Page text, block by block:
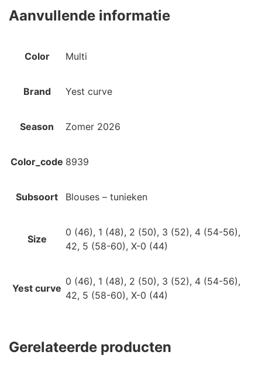
Aanvullende informatie
Color Multi
Brand Yest curve
Season Zomer 2026
Color_code 8939
Subsoort Blouses – tunieken
Size
0 (46), 1 (48), 2 (50), 3 (52), 4 (54-56),
42, 5 (58-60), X-0 (44)
Yest curve
0 (46), 1 (48), 2 (50), 3 (52), 4 (54-56),
42, 5 (58-60), X-0 (44)
Gerelateerde producten